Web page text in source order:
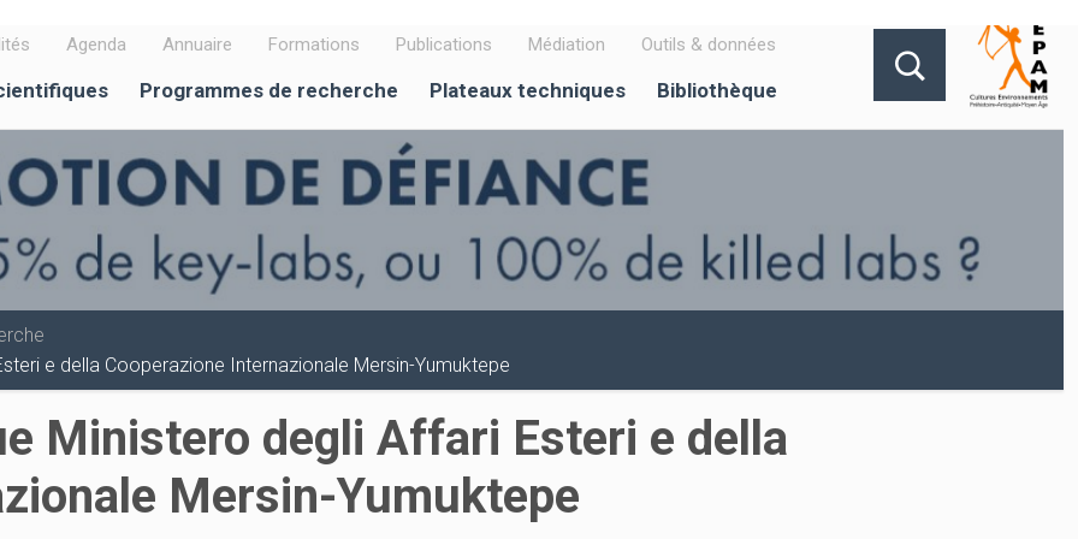
Agenda Annuaire Formations Publications Médiation Outils & données
Programmes de recherche Plateaux techniques Bibliothèque
e della Cooperazione Internazionale Mersin-Yumuktepe
Ministero degli Affari Esteri e della
Mersin-Yumuktepe